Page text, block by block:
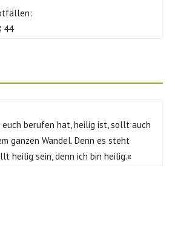
44
euch berufen hat, heilig ist, sollt auch
ganzen Wandel. Denn es steht
heilig sein, denn ich bin heilig.«